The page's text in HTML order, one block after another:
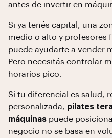
antes de invertir en
Si ya tenés capital, una
medio o alto y profesores
puede ayudarte a vender
Pero necesitás controlar
horarios pico.
Si tu diferencial es salud,
personalizada, pilates
máquinas puede
negocio no se basa en